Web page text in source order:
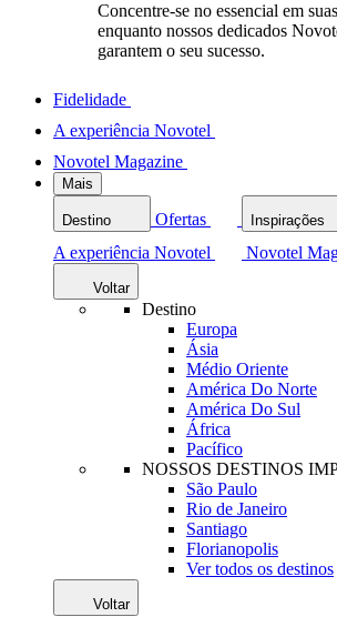
Concentre-se no essencial em
enquanto nossos dedicados
garantem o seu sucesso.
Fidelidade
A experiência Novotel
Novotel Magazine
Mais
Destino Ofertas Inspirações
A experiência Novotel
Novotel
Voltar
Destino
Europa
Ásia
Médio Oriente
América Do Norte
América Do Sul
África
Pacífico
NOSSOS DESTINOS
São Paulo
Rio de Janeiro
Santiago
Florianopolis
Ver todos os destinos
Voltar